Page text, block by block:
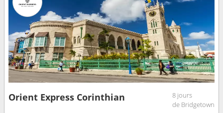
Orient Express Corinthian
8 jours
de Bridgetown